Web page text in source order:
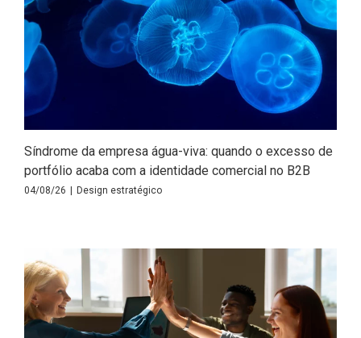
Síndrome da empresa água-viva: quando o excesso de
portfólio acaba com a identidade comercial no B2B
04/08/26 Design estratégico